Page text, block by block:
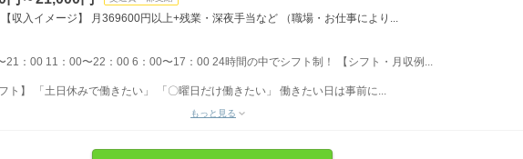
【収入イメージ】 月369600円以上+残業・深夜手当など （職場・お仕事により...
21：00 11：00〜22：00 6：00〜17：00 24時間の中でシフト制！ 【シフト・月収例...
ト】 「土日休みで働きたい」 「〇曜日だけ働きたい」 働きたい日は事前に...
もっと見る